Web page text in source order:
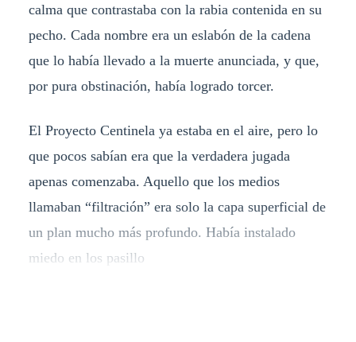
calma que contrastaba con la rabia contenida en su
pecho. Cada nombre era un eslabón de la cadena
que lo había llevado a la muerte anunciada, y que,
por pura obstinación, había logrado torcer.
El Proyecto Centinela ya estaba en el aire, pero lo
que pocos sabían era que la verdadera jugada
apenas comenzaba. Aquello que los medios
llamaban “filtración” era solo la capa superficial de
un plan mucho más profundo. Había instalado
miedo en los pasillo